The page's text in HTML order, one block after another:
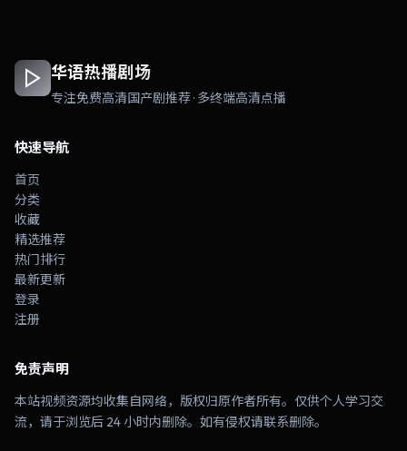
华语热播剧场
专注免费高清国产剧推荐 · 多终端高清点播
快速导航
首页
分类
收藏
精选推荐
热门排行
最新更新
登录
注册
免责声明
本站视频资源均收集自网络，版权归原作者所有。仅供个人学习交
流，请于浏览后 24 小时内删除。如有侵权请联系删除。